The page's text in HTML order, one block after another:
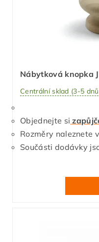
Nábytková knopka
Centrální sklad (3-5
Objednejte si
Rozměry naleznete
Součásti dodávky